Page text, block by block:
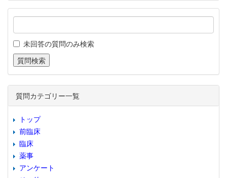
未回答の質問のみ検索
質問カテゴリー一覧
トップ
前臨床
臨床
薬事
アンケート